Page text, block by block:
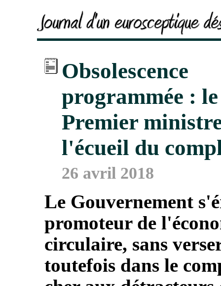
Obsolescence
programmée : le
Premier
l'écueil du
26 avril 2018
Le Gouvernement
promoteur de
circulaire, sans
toutefois dans le